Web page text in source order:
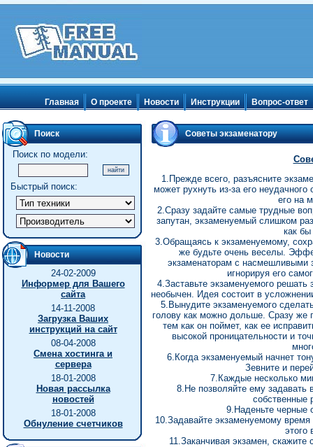
Главная О проекте Новости Инструкции Вопрос-ответ
Поиск
Поиск по модели:
Быстрый поиск:
Новости
24-02-2009
Информер для Вашего
сайта
14-11-2008
Загрузка Ваших
инструкций на сайт
08-04-2008
Смена хостинга и
сервера
18-01-2008
Новая рассылка
новостей
18-01-2008
Обнуление счетчиков
Советы экзаменатору
1.Прежде всего, разъясните
может рухнуть из-за его
его на
2.Сразу задайте самые трудные
запутан, экзаменуемый слишком
как
3.Обращаясь к экзаменуемому,
же будьте очень веселы.
экзаменаторам с насмешливыми
игнорируя его
4.Заставьте экзаменуемого
необычен. Идея состоит в
5.Вынудите экзаменуемого
голову как можно дольше. Сразу же
тем как он поймет, как ее
высокой проницательности и
6.Когда экзаменуемый начнет
Зевните и
7.Каждые несколько
8.Не позволяйте ему задавать
собственные
9.Наденьте черные
10.Задавайте экзаменуемому
этого
11.Заканчивая экзамен,